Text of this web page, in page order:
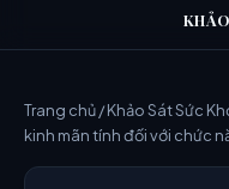
Trang chủ/Khảo Sát Sức
kinh mãn tính đối với chức